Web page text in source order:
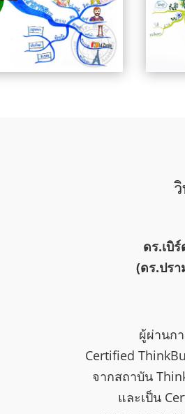
ดร.เบิ
(ดร.ปร
ผู้ผ่านก
Certified
จากสถาบัน
และเป็น